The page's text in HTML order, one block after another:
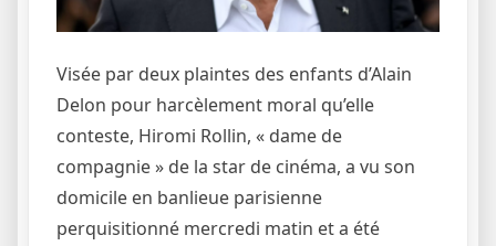
Visée par deux plaintes des enfants d’Alain
Delon pour harcèlement moral qu’elle
conteste, Hiromi Rollin, « dame de
compagnie » de la star de cinéma, a vu son
domicile en banlieue parisienne
perquisitionné mercredi matin et a été